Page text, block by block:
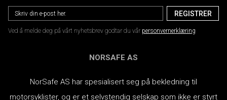
Ved å melde deg på vårt nyhetsbrev godtar du vår personvernerklæring
NORSAFE AS
NorSafe AS har spesialisert seg på bekledning til
motorsyklister, og er et selvstendig selskap som ikke er styrt